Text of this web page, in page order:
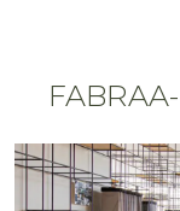
FABRAA-